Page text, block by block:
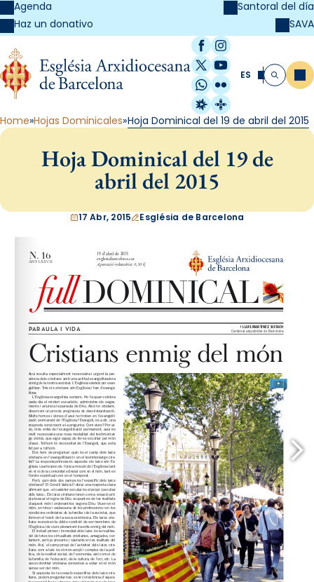
Agenda
Haz un donativo
Santoral del día
SAVA
Facebook
Instagram
X / Twitter
YouTube
WhatsApp
Flickr
Radio Estel
Catalunya
ES Buscar
Home Hojas Dominicales Hoja Dominical del 19 de abril del 2015
Hoja Dominical del 19 de
abril del 2015
17 Abr, 2015 Església de Barcelona